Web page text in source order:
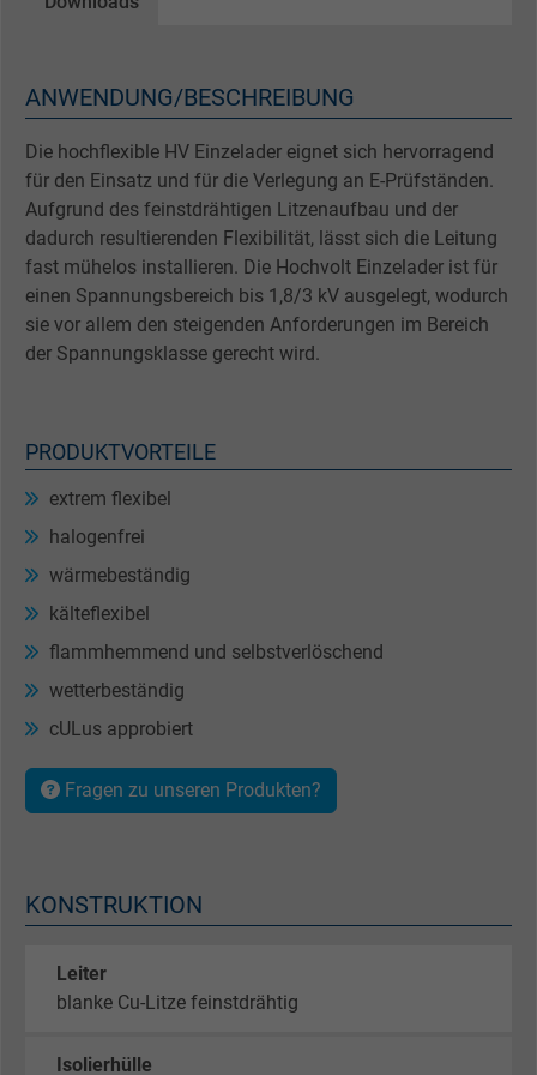
ANWENDUNG/BESCHREIBUNG
Die hochflexible HV Einzelader eignet sich hervorragend
für den Einsatz und für die Verlegung an E-Prüfständen.
Aufgrund des feinstdrähtigen Litzenaufbau und der
dadurch resultierenden Flexibilität, lässt sich die Leitung
fast mühelos installieren. Die Hochvolt Einzelader ist für
einen Spannungsbereich bis 1,8/3 kV ausgelegt, wodurch
sie vor allem den steigenden Anforderungen im Bereich
der Spannungsklasse gerecht wird.
PRODUKTVORTEILE
extrem flexibel
halogenfrei
wärmebeständig
kälteflexibel
flammhemmend und selbstverlöschend
wetterbeständig
cULus approbiert
Fragen zu unseren Produkten?
KONSTRUKTION
Leiter
blanke Cu-Litze feinstdrähtig
Isolierhülle